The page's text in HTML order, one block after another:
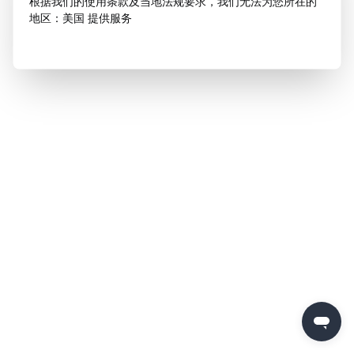
地区：美国 提供服务